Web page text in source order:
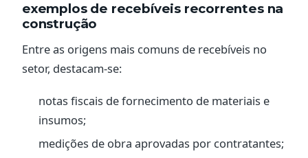
exemplos de recebíveis recorrentes na
construção
Entre as origens mais comuns de recebíveis no
setor, destacam-se:
notas fiscais de fornecimento de materiais e
insumos;
medições de obra aprovadas por contratantes;